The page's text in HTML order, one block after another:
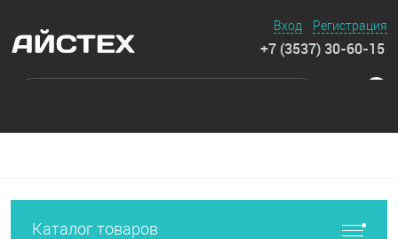
Вход Регистрация
+7 (3537) 30-60-15
Каталог товаров